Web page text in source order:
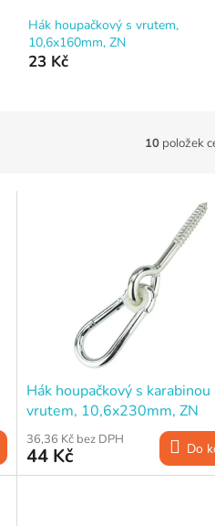
Hák houpačkový s vrutem,
10,6x160mm, ZN
23 Kč
10 položek
Hák houpačkový s karabinou
vrutem, 10,6x230mm, ZN
36,36 Kč bez DPH
44 Kč Do